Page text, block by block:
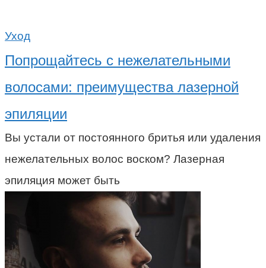
Уход
Попрощайтесь с нежелательными
волосами: преимущества лазерной
эпиляции
Вы устали от постоянного бритья или удаления
нежелательных волос воском? Лазерная
эпиляция может быть